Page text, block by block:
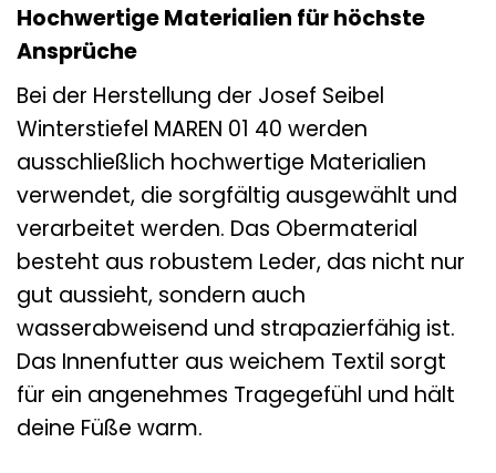
Hochwertige Materialien für höchste
Ansprüche
Bei der Herstellung der Josef Seibel
Winterstiefel MAREN 01 40 werden
ausschließlich hochwertige Materialien
verwendet, die sorgfältig ausgewählt und
verarbeitet werden. Das Obermaterial
besteht aus robustem Leder, das nicht nur
gut aussieht, sondern auch
wasserabweisend und strapazierfähig ist.
Das Innenfutter aus weichem Textil sorgt
für ein angenehmes Tragegefühl und hält
deine Füße warm.